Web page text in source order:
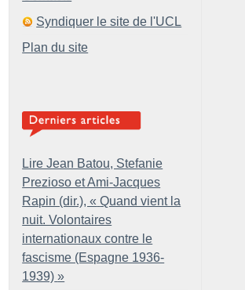
Syndiquer le site de l'UCL
Plan du site
Lire Jean Batou, Stefanie
Prezioso et Ami-Jacques
Rapin (dir.), « Quand vient la
nuit. Volontaires
internationaux contre le
fascisme (Espagne 1936-
1939) »